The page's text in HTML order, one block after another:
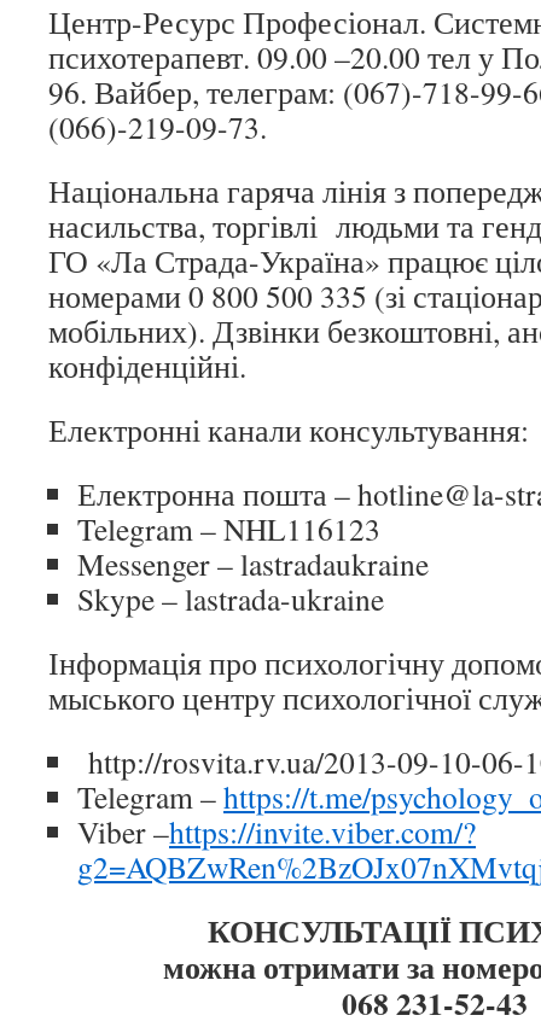
Центр-Ресурс Професіонал.
психотерапевт. 09.00 –20.00 тел у
96. Вайбер, телеграм: (067)-718-99-
(066)-219-09-73.
Національна гаряча лінія з
насильства, торгівлі людьми та
ГО «Ла Страда-Україна» працює
номерами 0 800 500 335 (зі
мобільних). Дзвінки безкоштовні,
конфіденційні.
Електронні канали консультування:
Електронна пошта –hotline@la-
Telegram – NHL116123
Messenger – lastradaukraine
Skype – lastrada-ukraine
Інформація про психологічну
мыського центру психологічної
http://rosvita.rv.ua/2013-09-10-06-
Telegram –https://t.me/
Viber –https://invite.viber.com/?
КОНСУЛЬТАЦІЇ
можна отримати за
068 231-52-43